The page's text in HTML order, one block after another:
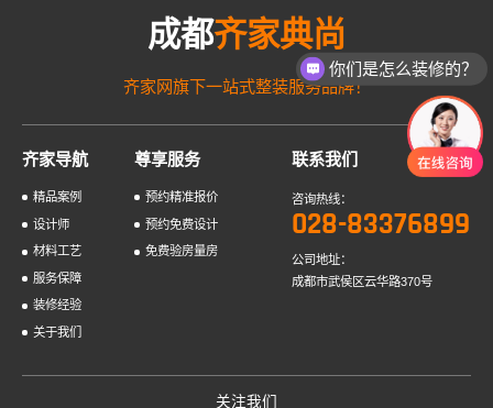
成都齐家典尚
齐家网旗下一站式整装服务品牌！
齐家导航
精品案例
设计师
材料工艺
服务保障
装修经验
关于我们
尊享服务
预约精准报价
预约免费设计
免费验房量房
联系我们
咨询热线：
028-83376899
公司地址：
成都市武侯区云华路370号
关注我们
你们是怎么装修的？